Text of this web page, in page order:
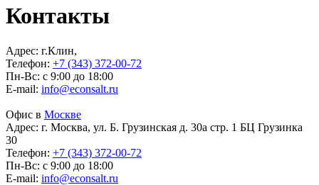
Контакты
Адрес: г.Клин,
Телефон: +7 (343) 372-00-72
Пн-Вс: с 9:00 до 18:00
E-mail: info@econsalt.ru
Офис в Москве
Адрес: г. Москва, ул. Б. Грузинская д. 30а стр. 1 БЦ Грузинка
30
Телефон: +7 (343) 372-00-72
Пн-Вс: с 9:00 до 18:00
E-mail: info@econsalt.ru